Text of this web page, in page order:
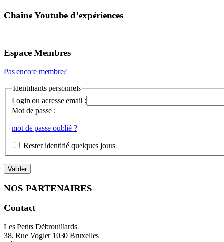
Chaîne Youtube d’expériences
Espace Membres
Pas encore membre?
Identifiants personnels
Login ou adresse email :
Mot de passe :
mot de passe oublié ?
Rester identifié quelques jours
NOS PARTENAIRES
Contact
Les Petits Débrouillards
38, Rue Vogler 1030 Bruxelles